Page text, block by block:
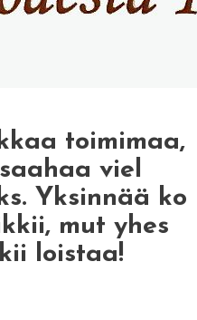
toimimaa,
viel
Yksinnää ko
mut yhes
loistaa!